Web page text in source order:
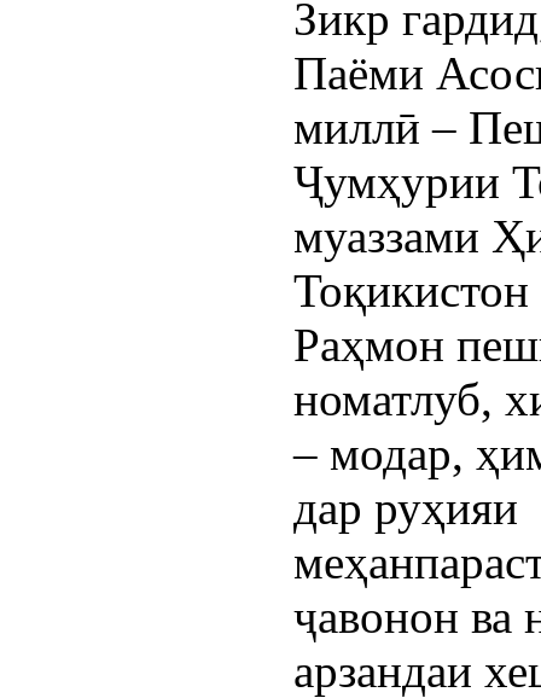
Зикр
Паёми
миллӣ –
Ҷумҳурии
муаззами
Раҳмон
номатлуб,
– модар,
дар руҳияи
ҷавонон ва
арзандаи